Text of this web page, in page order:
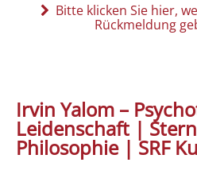
Bitte klicken Sie hier,
Rückmeldung
Irvin Yalom –
Leidenschaft |
Philosophie | SRF